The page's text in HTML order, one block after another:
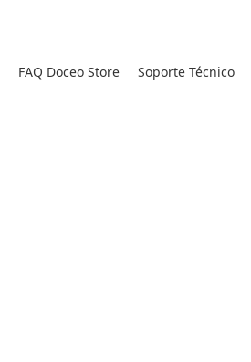
FAQ Doceo Store Soporte Técnico